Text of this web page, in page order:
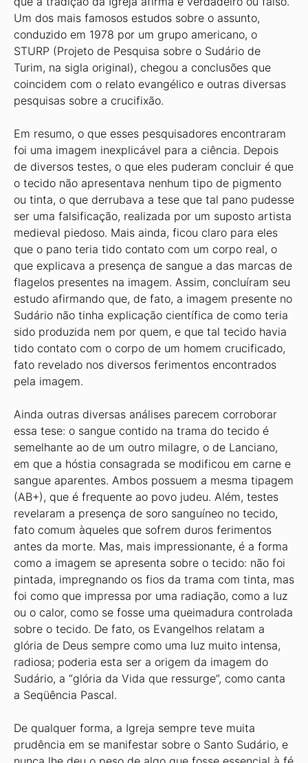
Um dos mais famosos estudos sobre o assunto,
conduzido em 1978 por um grupo americano, o
STURP (Projeto de Pesquisa sobre o Sudário de
Turim, na sigla original), chegou a conclusões que
coincidem com o relato evangélico e outras diversas
pesquisas sobre a crucifixão.
Em resumo, o que esses pesquisadores encontraram
foi uma imagem inexplicável para a ciência. Depois
de diversos testes, o que eles puderam concluir é que
o tecido não apresentava nenhum tipo de pigmento
ou tinta, o que derrubava a tese que tal pano pudesse
ser uma falsificação, realizada por um suposto artista
medieval piedoso. Mais ainda, ficou claro para eles
que o pano teria tido contato com um corpo real, o
que explicava a presença de sangue a das marcas de
flagelos presentes na imagem. Assim, concluíram seu
estudo afirmando que, de fato, a imagem presente no
Sudário não tinha explicação científica de como teria
sido produzida nem por quem, e que tal tecido havia
tido contato com o corpo de um homem crucificado,
fato revelado nos diversos ferimentos encontrados
pela imagem.
Ainda outras diversas análises parecem corroborar
essa tese: o sangue contido na trama do tecido é
semelhante ao de um outro milagre, o de Lanciano,
em que a hóstia consagrada se modificou em carne e
sangue aparentes. Ambos possuem a mesma tipagem
(AB+), que é frequente ao povo judeu. Além, testes
revelaram a presença de soro sanguíneo no tecido,
fato comum àqueles que sofrem duros ferimentos
antes da morte. Mas, mais impressionante, é a forma
como a imagem se apresenta sobre o tecido: não foi
pintada, impregnando os fios da trama com tinta, mas
foi como que impressa por uma radiação, como a luz
ou o calor, como se fosse uma queimadura controlada
sobre o tecido. De fato, os Evangelhos relatam a
glória de Deus sempre como uma luz muito intensa,
radiosa; poderia esta ser a origem da imagem do
Sudário, a “glória da Vida que ressurge”, como canta
a Seqüência Pascal.
De qualquer forma, a Igreja sempre teve muita
prudência em se manifestar sobre o Santo Sudário, e